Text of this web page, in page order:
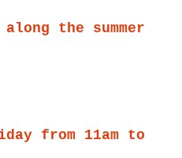
the summer
from 11am to